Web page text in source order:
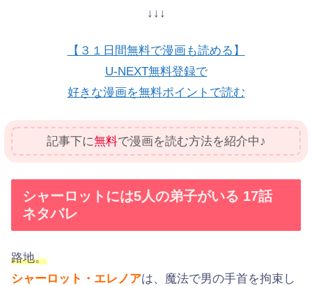
↓↓↓
【３１日間無料で漫画も読める】
U-NEXT無料登録で
好きな漫画を無料ポイントで読む
記事下に無料で漫画を読む方法を紹介中♪
シャーロットには5人の弟子がいる 17話
ネタバレ
路地。
シャーロット・エレノアは、魔法で男の手首を拘束し